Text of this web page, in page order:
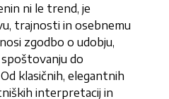
ni le trend, je
trajnosti in osebnemu
zgodbo o udobju,
do
klasičnih, elegantnih
interpretacij in